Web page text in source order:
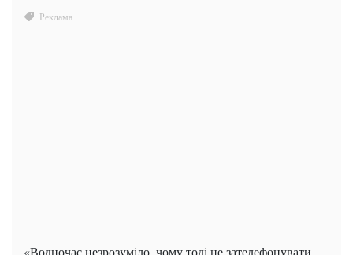
«Водночас незрозуміло, чому тоді не зателефонувати